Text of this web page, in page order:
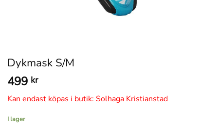
Dykmask S/M
499 kr
Kan endast köpas i butik: Solhaga Kristianstad
I lager